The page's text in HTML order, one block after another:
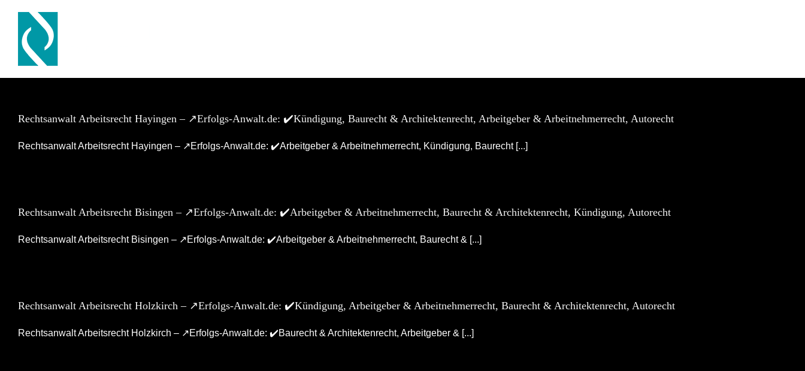
content
Rechtsanwalt Arbeitsrecht Hayingen – ↗️Erfolgs-Anwalt.de: ✔️Kündigung, Baurecht & Architektenrecht, Arbeitgeber & Arbeitnehmerrecht, Autorecht
Rechtsanwalt Arbeitsrecht Hayingen – ↗️Erfolgs-Anwalt.de: ✔️Arbeitgeber & Arbeitnehmerrecht, Kündigung, Baurecht [...]
Rechtsanwalt Arbeitsrecht Bisingen – ↗️Erfolgs-Anwalt.de: ✔️Arbeitgeber & Arbeitnehmerrecht, Baurecht & Architektenrecht, Kündigung, Autorecht
Rechtsanwalt Arbeitsrecht Bisingen – ↗️Erfolgs-Anwalt.de: ✔️Arbeitgeber & Arbeitnehmerrecht, Baurecht & [...]
Rechtsanwalt Arbeitsrecht Holzkirch – ↗️Erfolgs-Anwalt.de: ✔️Kündigung, Arbeitgeber & Arbeitnehmerrecht, Baurecht & Architektenrecht, Autorecht
Rechtsanwalt Arbeitsrecht Holzkirch – ↗️Erfolgs-Anwalt.de: ✔️Baurecht & Architektenrecht, Arbeitgeber & [...]